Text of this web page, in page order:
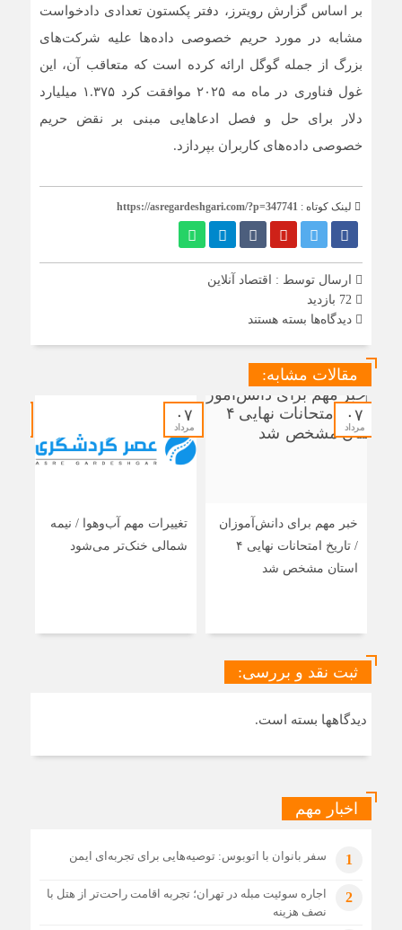
بر اساس گزارش رویترز، دفتر پکستون تعدادی دادخواست
مشابه در مورد حریم خصوصی داده‌ها علیه شرکت‌های
بزرگ از جمله گوگل ارائه کرده است که متعاقب آن، این
غول فناوری در ماه مه ۲۰۲۵ موافقت کرد ۱.۳۷۵ میلیارد
دلار برای حل و فصل ادعا‌هایی مبنی بر نقض حریم
خصوصی داده‌های کاربران بپردازد.
لینک کوتاه : https://asregardeshgari.com/?p=347741
ارسال توسط : اقتصاد آنلاین
دیدگاه‌ها برای
بزرگ
تگزاس
از
متا/
آیا
واتس‌اپ
امن
بسته هستند
مقالات مشابه:
۰۷
مرداد
خبر مهم برای دانش‌آموزان
/ تاریخ امتحانات نهایی ۴
استان مشخص شد
۰۷
مرداد
تغییرات مهم آب‌وهوا / نیمه
شمالی خنک‌تر می‌شود
ثبت نقد و بررسی:
دیدگاهها بسته است.
اخبار مهم
1 سفر بانوان با اتوبوس: توصیه‌هایی برای تجربه‌ای ایمن
2
اجاره سوئیت مبله در تهران؛ تجربه اقامت راحت‌تر از هتل با
نصف هزینه